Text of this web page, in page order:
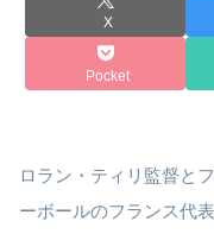
X
Pocket
ロラン・ティリ監督と
ーボールのフランス代